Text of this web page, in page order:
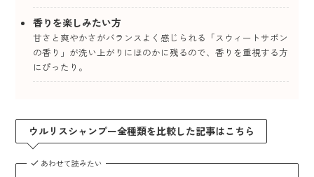
香りを楽しみたい方
甘さと爽やかさがバランスよく感じられる「スウィートサボン
の香り」が洗い上がりにほのかに残るので、香りを重視する方
にぴったり。
ウルリスシャンプー全種類を比較した記事はこちら
あわせて読みたい